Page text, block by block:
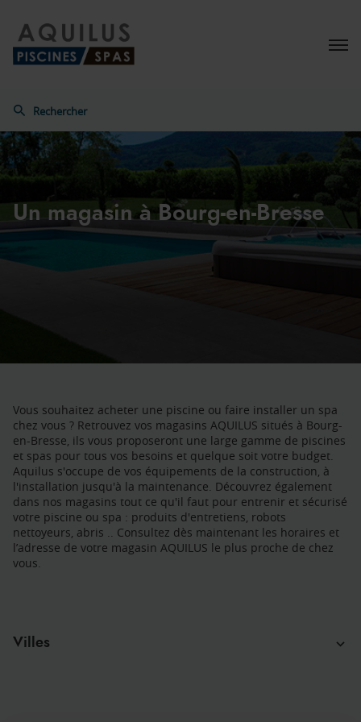
Menu
Rechercher
Aquilus
Un magasinà Bourg-en-Bresse
Vous souhaitez acheter une piscine ou faire installer un spa
chez vous ? Retrouvez vos magasins AQUILUS situés à Bourg-
en-Bresse, ils vous proposeront une large gamme de piscines
et spas pour tous vos besoins et quelque soit votre budget.
Aquilus s'occupe de vos équipements de la construction, à
l'installation jusqu'à la maintenance. Découvrez également
dans nos magasins tout ce qu'il faut pour entrenir et sécurisé
votre piscine ou spa : produits d'entretiens, robots
nettoyeurs, abris .. Consultez dès maintenant les horaires et
l’adresse de votre magasin AQUILUS le plus proche de chez
vous.
Villes